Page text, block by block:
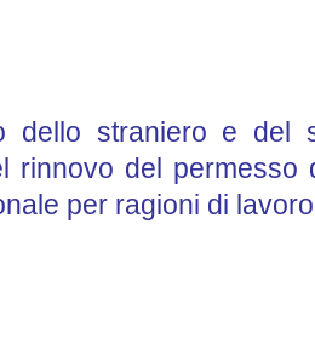
dello straniero e del
del permesso
per ragioni di